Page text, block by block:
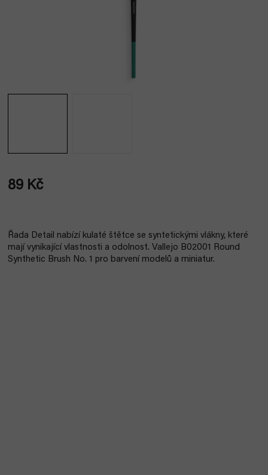
89 Kč
Řada Detail nabízí kulaté štětce se syntetickými vlákny, které
mají vynikající vlastnosti a odolnost. Vallejo B02001 Round
Synthetic Brush No. 1 pro barvení modelů a miniatur.